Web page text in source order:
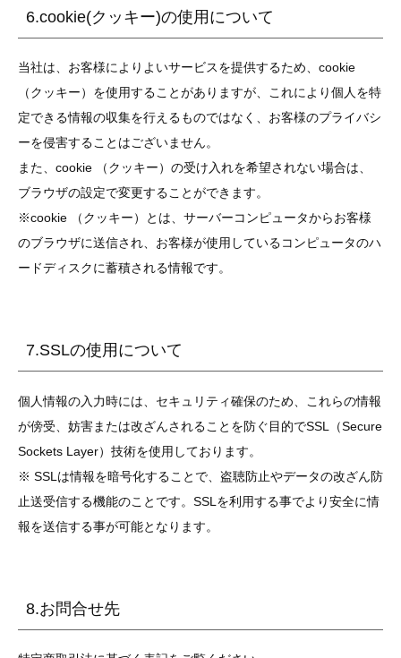
6.cookie(クッキー)の使用について
当社は、お客様によりよいサービスを提供するため、cookie
（クッキー）を使用することがありますが、これにより個人を特
定できる情報の収集を行えるものではなく、お客様のプライバシ
ーを侵害することはございません。
また、cookie （クッキー）の受け入れを希望されない場合は、
ブラウザの設定で変更することができます。
※cookie （クッキー）とは、サーバーコンピュータからお客様
のブラウザに送信され、お客様が使用しているコンピュータのハ
ードディスクに蓄積される情報です。
7.SSLの使用について
個人情報の入力時には、セキュリティ確保のため、これらの情報
が傍受、妨害または改ざんされることを防ぐ目的でSSL（Secure
Sockets Layer）技術を使用しております。
※ SSLは情報を暗号化することで、盗聴防止やデータの改ざん防
止送受信する機能のことです。SSLを利用する事でより安全に情
報を送信する事が可能となります。
8.お問合せ先